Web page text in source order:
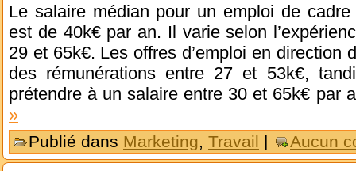
Le salaire médian pour un emploi de
est de 40k€ par an. Il varie selon
29 et 65k€. Les offres d’emploi en direction
des rémunérations entre 27 et 53k€,
prétendre à un salaire entre 30 et 65k€ par
»
Publié dans Marketing, Travail | Aucun